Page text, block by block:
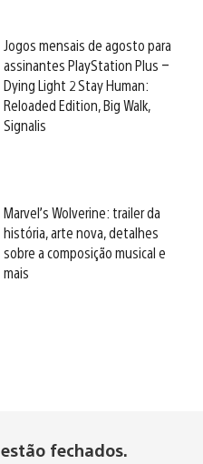
Jogos mensais de agosto para
assinantes PlayStation Plus –
Dying Light 2 Stay Human:
Reloaded Edition, Big Walk,
Signalis
Marvel’s Wolverine: trailer da
história, arte nova, detalhes
sobre a composição musical e
mais
fechados.